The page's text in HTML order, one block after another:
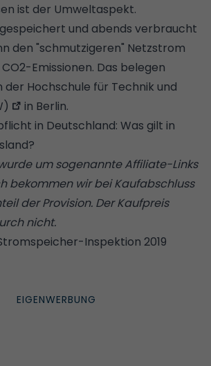
ist der Umweltaspekt.
und abends verbraucht
den "schmutzigeren" Netzstrom
Emissionen. Das belegen
der Hochschule für Technik und
in Berlin.
in Deutschland: Was gilt in
um sogenannte Affiliate-Links
bekommen wir bei Kaufabschluss
der Provision. Der Kaufpreis
nicht.
Inspektion 2019